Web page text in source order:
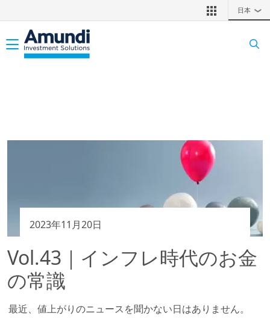
日本 ❯
Toggle navigation
2023年11月20日
Vol.43｜インフレ時代のお金
の常識
最近、値上がりのニュースを聞かない日はありません。